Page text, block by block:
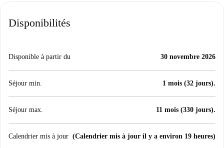
Disponibilités
Disponible à partir du 30 novembre 2026
Séjour min. 1 mois (32 jours).
Séjour max. 11 mois (330 jours).
Calendrier mis à jour (Calendrier mis à jour il y a environ 19 heures)